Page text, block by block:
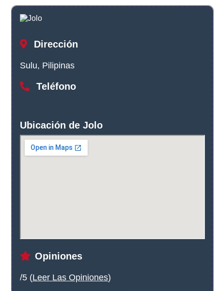
Dirección
Sulu, Pilipinas
Teléfono
Ubicación de Jolo
Opiniones
/5 (Leer Las Opiniones)